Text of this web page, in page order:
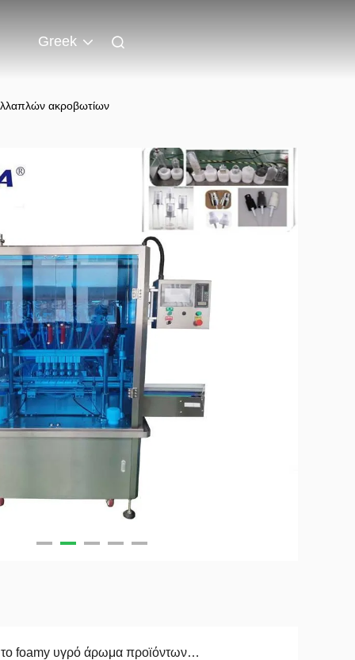
Greek
ακροβωτίων
το foamy υγρό άρωμα προϊόντων…